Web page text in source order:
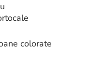
colorate